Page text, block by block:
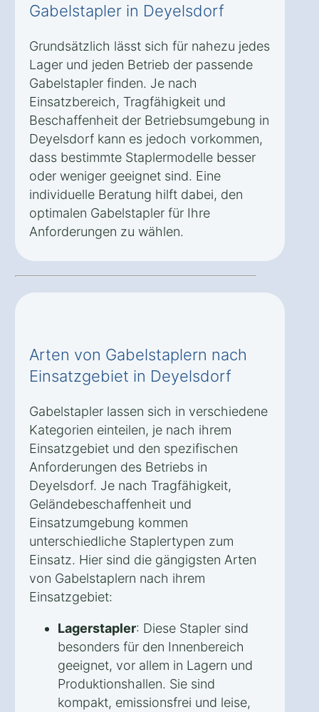
Gabelstapler in Deyelsdorf
Grundsätzlich lässt sich für nahezu jedes
Lager und jeden Betrieb der passende
Gabelstapler finden. Je nach
Einsatzbereich, Tragfähigkeit und
Beschaffenheit der Betriebsumgebung in
Deyelsdorf kann es jedoch vorkommen,
dass bestimmte Staplermodelle besser
oder weniger geeignet sind. Eine
individuelle Beratung hilft dabei, den
optimalen Gabelstapler für Ihre
Anforderungen zu wählen.
Arten von Gabelstaplern nach
Einsatzgebiet in Deyelsdorf
Gabelstapler lassen sich in verschiedene
Kategorien einteilen, je nach ihrem
Einsatzgebiet und den spezifischen
Anforderungen des Betriebs in
Deyelsdorf. Je nach Tragfähigkeit,
Geländebeschaffenheit und
Einsatzumgebung kommen
unterschiedliche Staplertypen zum
Einsatz. Hier sind die gängigsten Arten
von Gabelstaplern nach ihrem
Einsatzgebiet:
Lagerstapler: Diese Stapler sind
besonders für den Innenbereich
geeignet, vor allem in Lagern und
Produktionshallen. Sie sind
kompakt, emissionsfrei und leise,